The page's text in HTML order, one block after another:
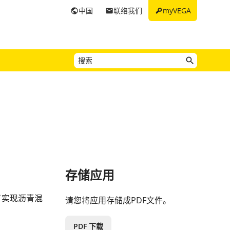
keymyVEGA
email联络我们
public中国
现沥青混
存储应用
请您将应用存储成PDF文件。
PDF 下载